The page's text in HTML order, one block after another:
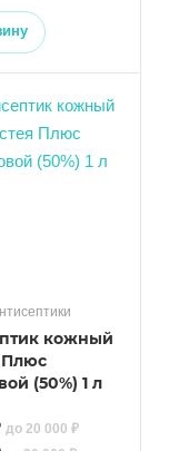
кожный
Плюс
(50%) 1 л
до 20 000 ₽